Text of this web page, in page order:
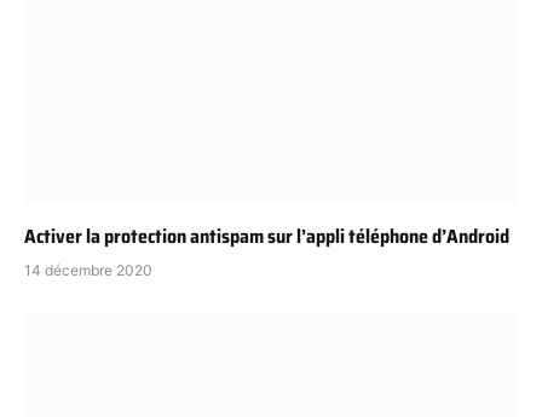
Activer la protection antispam sur l’appli téléphone d’Android
14 décembre 2020